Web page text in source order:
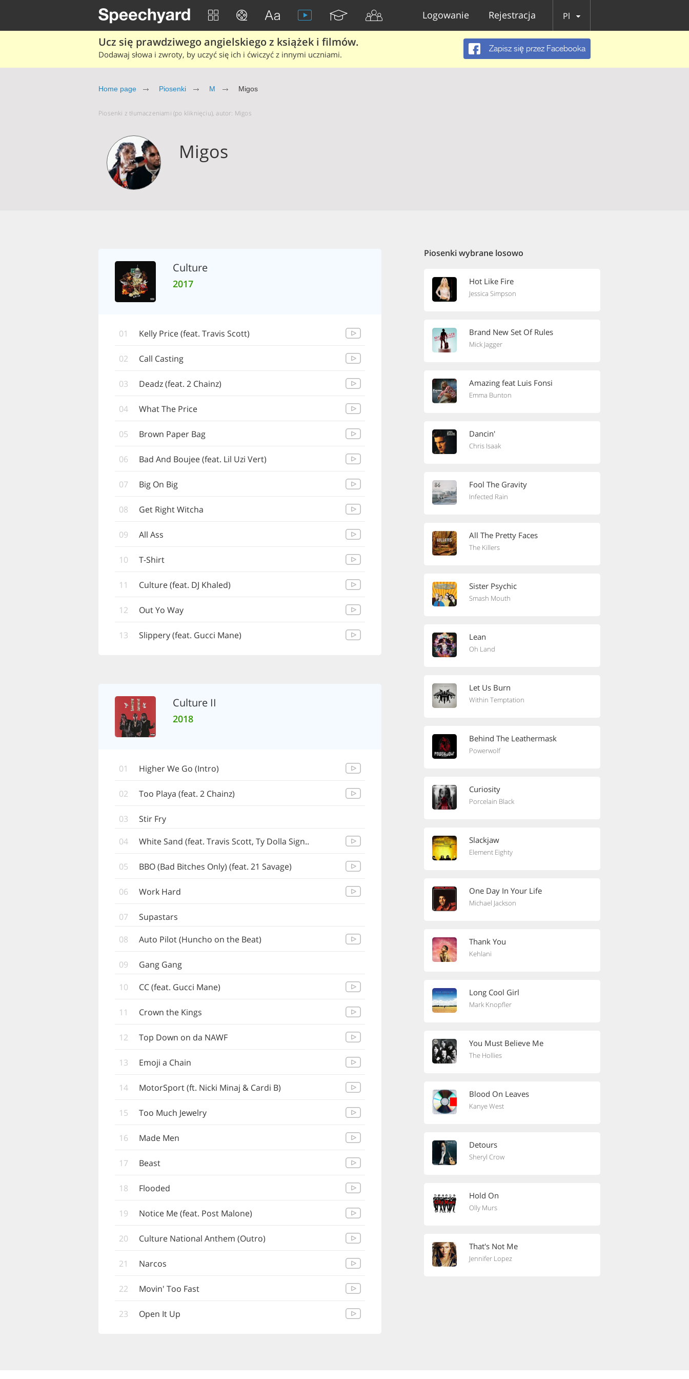
Logowanie Rejestracja Pl
Ucz się prawdziwego angielskiego z książek i filmów.
Dodawaj słowa i zwroty, by uczyć się ich i ćwiczyć z innymi uczniami.
Zapisz się przez Facebooka
Home page Piosenki M Migos
Piosenki z tłumaczeniami (po kliknięciu), autor: Migos
Migos
Culture
2017
01 Kelly Price (feat. Travis Scott)
02 Call Casting
03 Deadz (feat. 2 Chainz)
04 What The Price
05 Brown Paper Bag
06 Bad And Boujee (feat. Lil Uzi Vert)
07 Big On Big
08 Get Right Witcha
09 All Ass
10 T-Shirt
11 Culture (feat. DJ Khaled)
12 Out Yo Way
13 Slippery (feat. Gucci Mane)
Culture II
2018
01 Higher We Go (Intro)
02 Too Playa (feat. 2 Chainz)
03
Stir Fry
04
White Sand (feat. Travis Scott, Ty Dolla Sign..
05 BBO (Bad Bitches Only) (feat. 21 Savage)
06 Work Hard
07
Supastars
08
Auto Pilot (Huncho on the Beat)
09
Gang Gang
10
CC (feat. Gucci Mane)
11 Crown the Kings
12 Top Down on da NAWF
13 Emoji a Chain
14 MotorSport (ft. Nicki Minaj & Cardi B)
15 Too Much Jewelry
16 Made Men
17 Beast
18 Flooded
19 Notice Me (feat. Post Malone)
20 Culture National Anthem (Outro)
21 Narcos
22 Movin' Too Fast
23 Open It Up
Piosenki wybrane losowo
Hot Like Fire
Jessica Simpson
Brand New Set Of Rules
Mick Jagger
Amazing feat Luis Fonsi
Emma Bunton
Dancin'
Chris Isaak
Fool The Gravity
Infected Rain
All The Pretty Faces
The Killers
Sister Psychic
Smash Mouth
Lean
Oh Land
Let Us Burn
Within Temptation
Behind The Leathermask
Powerwolf
Curiosity
Porcelain Black
Slackjaw
Element Eighty
One Day In Your Life
Michael Jackson
Thank You
Kehlani
Long Cool Girl
Mark Knopfler
You Must Believe Me
The Hollies
Blood On Leaves
Kanye West
Detours
Sheryl Crow
Hold On
Olly Murs
That's Not Me
Jennifer Lopez